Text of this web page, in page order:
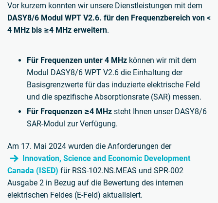
Vor kurzem konnten wir unsere Dienstleistungen mit dem
DASY8/6 Modul WPT V2.6. für den Frequenzbereich von <
4 MHz bis ≥4 MHz erweitern.
Für Frequenzen unter 4 MHz können wir mit dem
Modul DASY8/6 WPT V2.6 die Einhaltung der
Basisgrenzwerte für das induzierte elektrische Feld
und die spezifische Absorptionsrate (SAR) messen.
Für Frequenzen ≥4 MHz steht Ihnen unser DASY8/6
SAR-Modul zur Verfügung.
Am 17. Mai 2024 wurden die Anforderungen der
Innovation, Science and Economic Development
Canada (ISED) für RSS-102.NS.MEAS und SPR-002
Ausgabe 2 in Bezug auf die Bewertung des internen
elektrischen Feldes (E-Feld) aktualisiert.